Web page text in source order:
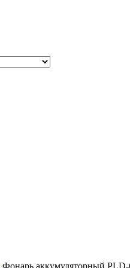
Фонарь аккумуляторный